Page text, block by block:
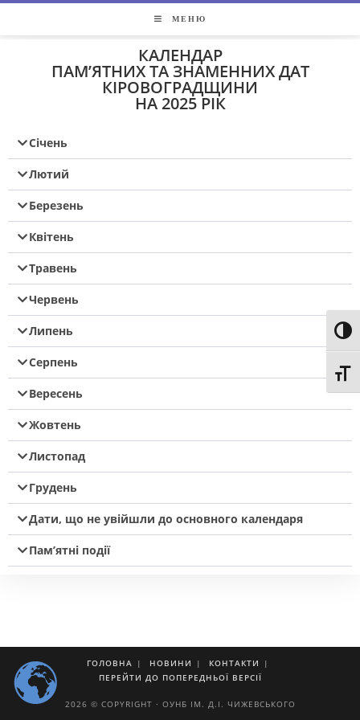
МЕНЮ
КАЛЕНДАР
ПАМ’ЯТНИХ ТА ЗНАМЕННИХ ДАТ
КІРОВОГРАДЩИНИ
НА 2025 РІК
Січень
Лютий
Березень
Квітень
Травень
Червень
Липень
Серпень
Вересень
Жовтень
Листопад
Грудень
Дати, що не увійшли до основного календаря
Пам’ятні події
ГОЛОВНА НОВИНИ
КОНТАКТИ
ПЕРЕЙТИ ДО ПОПЕРЕДНЬОЇ ВЕРСІЇ
2026 © COPYRIGHT · ОУНБ ІМ. Д.І. ЧИЖЕВСЬКОГО